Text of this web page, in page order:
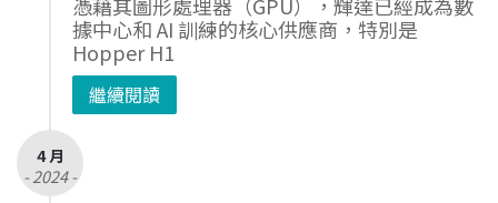
據中心和 AI 訓練的核心供應商，特別是
Hopper H1
繼續閱讀
4 月
- 2024 -